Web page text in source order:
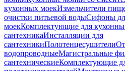
кухонных моекИзмельчители
очистки питьевой водыСифоны
моекКомплектующие для
сантехникаИнсталляции для
сантехникиПолотенцесушители
водопроводныеМагистральные
сантехническиеКомплектующие